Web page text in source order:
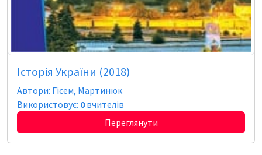
Історія України (2018)
Автори: Гісем, Мартинюк
Використовує: 0вчителів
Переглянути